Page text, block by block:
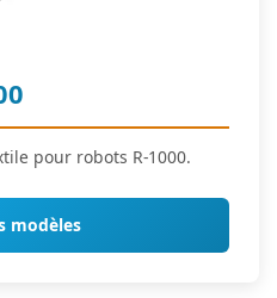
pour robots R-1000.
modèles